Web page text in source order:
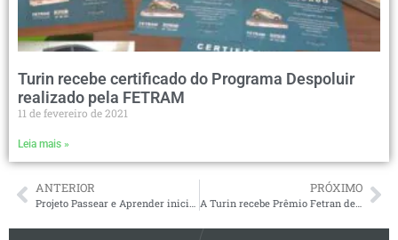
Turin recebe certificado do Programa Despoluir
realizado pela FETRAM
11 de fevereiro de 2021
Leia mais »
ANTERIOR PRÓXIMO
A Turin recebe Prêmio Fetran de Qualidade do Ar – Categoria Ouro Destaque